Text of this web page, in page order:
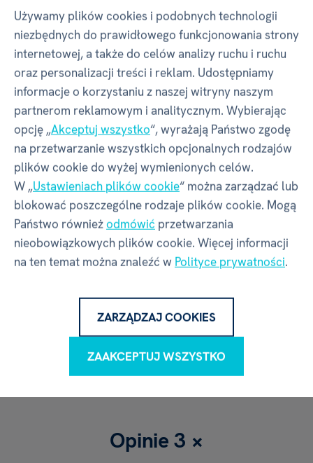
Producent - w rozumieniu
GPSR
Nazwa ALBI Česká republika a.s.
Adres
Thámova 289/13, Karlín | Praga |
186 00 | Czechy
Kontakt info@albi.cz
Pliki do pobrania
My First Book of Colours BNL, 12.69 MB
Opinie3 ×
Używamy plików cookies i podobnych technologii
niezbędnych do prawidłowego funkcjonowania strony
internetowej, a także do celów analizy ruchu i ruchu
oraz personalizacji treści i reklam. Udostępniamy
informacje o korzystaniu z naszej witryny naszym
partnerom reklamowym i analitycznym. Wybierając
opcję „Akceptuj wszystko“, wyrażają Państwo zgodę
na przetwarzanie wszystkich opcjonalnych rodzajów
plików cookie do wyżej wymienionych celów.
W „Ustawieniach plików cookie“ można zarządzać lub
blokować poszczególne rodzaje plików cookie. Mogą
Państwo równieżodmówić przetwarzania
nieobowiązkowych plików cookie. Więcej informacji
na ten temat można znaleźć w Polityce prywatności.
ZARZĄDZAJ COOKIES
ZAAKCEPTUJ WSZYSTKO